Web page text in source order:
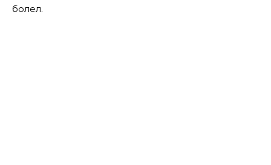
болел.